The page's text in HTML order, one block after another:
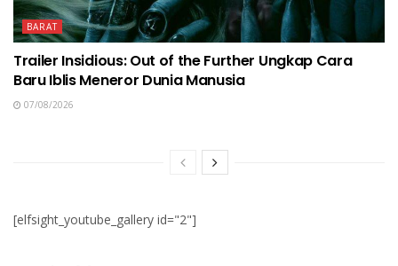
BARAT
Trailer Insidious: Out of the Further Ungkap Cara
Baru Iblis Meneror Dunia Manusia
07/08/2026
[elfsight_youtube_gallery id="2"]